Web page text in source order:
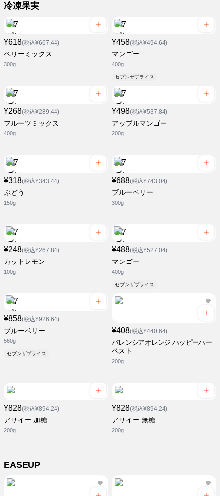
冷凍果実
¥618(税込¥667.44)
ベリーミックス
300g
¥458(税込¥494.64)
マンゴー
400g
セブンザプライス
¥268(税込¥289.44)
フルーツミックス
400g
¥498(税込¥537.84)
アップルマンゴー
200g
¥318(税込¥343.44)
ぶどう
150g
¥688(税込¥743.04)
ブルーベリー
300g
¥248(税込¥267.84)
カットレモン
100g
¥488(税込¥527.04)
マンゴー
400g
セブンザプライス
¥858(税込¥926.64)
ブルーベリー
560g
セブンザプライス
¥408(税込¥440.64)
バレンシアオレンジ ハッピーハー
ベスト
200g
¥828(税込¥894.24)
アサイー 加糖
200g
¥828(税込¥894.24)
アサイー 無糖
200g
EASEUP